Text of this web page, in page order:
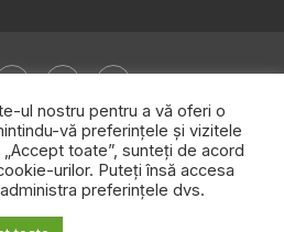
Politica de confidențialitate
Contact
ul nostru pentru a vă oferi o
vă preferințele și vizitele
toate”, sunteți de acord
urilor. Puteți însă accesa
preferințele dvs.